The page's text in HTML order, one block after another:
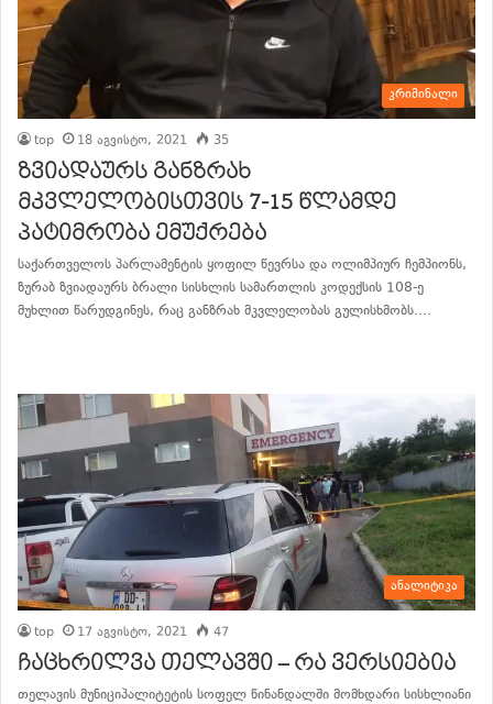
კრიმინალი
top 18 აგვისტო, 2021 35
ზვიადაურს განზრახ
მკვლელობისთვის 7-15 წლამდე
პატიმრობა ემუქრება
საქართველოს პარლამენტის ყოფილ წევრსა და ოლიმპიურ ჩემპიონს,
ზურაბ ზვიადაურს ბრალი სისხლის სამართლის კოდექსის 108-ე
მუხლით წარუდგინეს, რაც განზრახ მკვლელობას გულისხმობს.…
ანალიტიკა
top 17 აგვისტო, 2021 47
ჩაცხრილვა თელავში – რა ვერსიებია
თელავის მუნიციპალიტეტის სოფელ წინანდალში მომხდარი სისხლიანი